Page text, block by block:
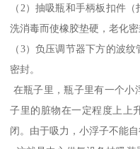
（2）抽吸瓶和手柄板扣件
洗消毒而使橡胶垫硬，老化密
（3）负压调节器下方的波
密封。
在瓶子里，瓶子里有一个小
子里的脏物在一定程度上上
闭。由于吸力，小浮子不能